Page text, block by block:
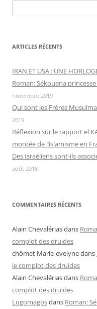
ARTICLES RÉCENTS
IRAN ET USA : UNE
Roman: Sékouana
novembre 2019
Qui sont les Frères
2019
Réflexion sur le rapport el
montée de l’islamisme en
Des Israéliens sont-ils
août 2018
COMMENTAIRES RÉCENTS
Alain Chevalériasdans
complot des druides
chômet Marie-evelynedans
le complot des druides
Alain Chevalériasdans
complot des druides
Lugomagosdans Roman: